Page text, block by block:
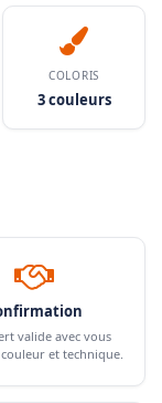
COLORIS
3 couleurs
valide avec vous
et technique.